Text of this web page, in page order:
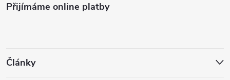
pPřijímáme online platby
Články